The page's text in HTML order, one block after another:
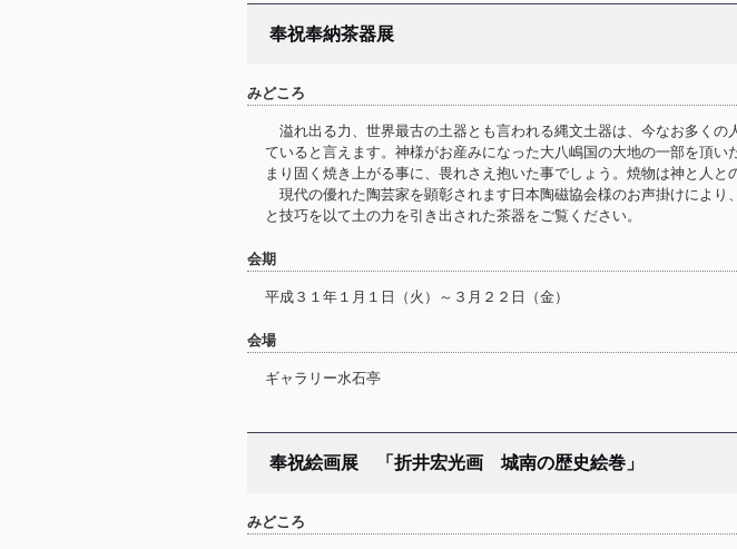
奉祝奉納茶器展
みどころ
溢れ出る力、世界最古の土器とも言われる縄文土器は、今なお多く
ていると言えます。神様がお産みになった大八嶋国の大地の一部を頂
まり固く焼き上がる事に、畏れさえ抱いた事でしょう。焼物は神と人
現代の優れた陶芸家を顕彰されます日本陶磁協会様のお声掛けによ
と技巧を以て土の力を引き出された茶器をご覧ください。
会期
平成３１年１月１日（火）～３月２２日（金）
会場
ギャラリー水石亭
奉祝絵画展 「折井宏光画 城南の歴史絵巻」
みどころ